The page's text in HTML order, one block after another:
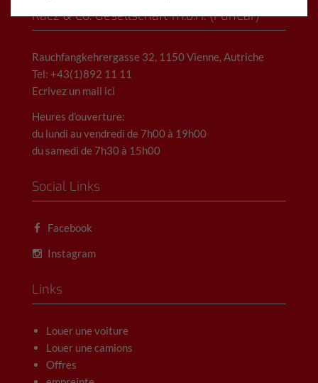
Racz & Co. Gesellschaft m.b.H. (FunCar)
Rauchfangkehrergasse 32, 1150 Vienne, Autriche
Tel: +43(1)892 11 11
Ecrivez un mail ici
Heures d’ouverture:
du lundi au vendredi de 7h00 à 19h00
du samedi de 7h30 à 15h00
Social Links
Facebook
Instagram
Links
Louer une voiture
Louer une camions
Offres